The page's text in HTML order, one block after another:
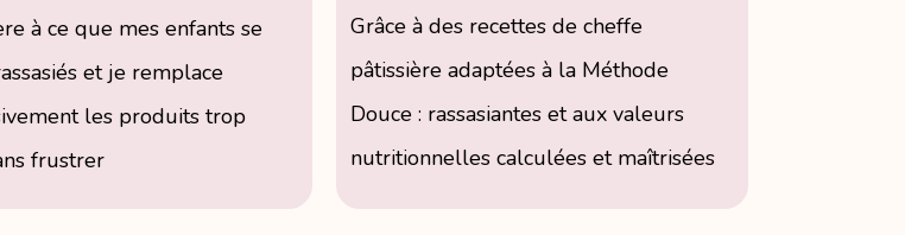
à ce que mes enfants se
et je remplace
les produits trop
frustrer
Grâce à des recettes de cheffe
pâtissière adaptées à la Méthode
Douce : rassasiantes et aux valeurs
nutritionnelles calculées et maîtrisées